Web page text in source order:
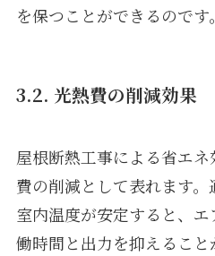
を保つことができるのです。
3.2. 光熱費の削減効果
屋根断熱工事による省エ
費の削減として表れます。
室内温度が安定すると、
働時間と出力を抑えるこ